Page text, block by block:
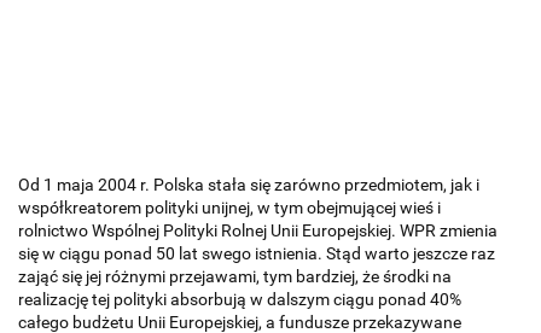
Od 1 maja 2004 r. Polska stała się zarówno przedmiotem, jak i
współkreatorem polityki unijnej, w tym obejmującej wieś i
rolnictwo Wspólnej Polityki Rolnej Unii Europejskiej. WPR zmienia
się w ciągu ponad 50 lat swego istnienia. Stąd warto jeszcze raz
zająć się jej różnymi przejawami, tym bardziej, że środki na
realizację tej polityki absorbują w dalszym ciągu ponad 40%
całego budżetu Unii Europejskiej, a fundusze przekazywane